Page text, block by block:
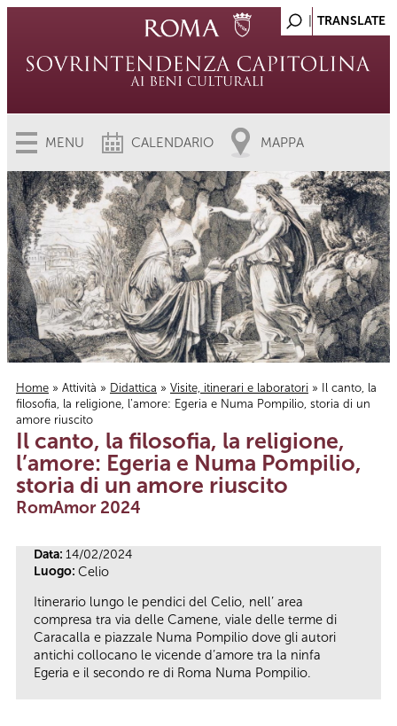
MENU CALENDARIO MAPPA
Tu sei qui
Home » Attività » Didattica » Visite, itinerari e laboratori » Il canto, la
filosofia, la religione, l’amore: Egeria e Numa Pompilio, storia di un
amore riuscito
Il canto, la filosofia, la religione,
l’amore: Egeria e Numa Pompilio,
storia di un amore riuscito
RomAmor 2024
Data: 14/02/2024
Luogo: Celio
Itinerario lungo le pendici del Celio, nell’ area
compresa tra via delle Camene, viale delle terme di
Caracalla e piazzale Numa Pompilio dove gli autori
antichi collocano le vicende d’amore tra la ninfa
Egeria e il secondo re di Roma Numa Pompilio.